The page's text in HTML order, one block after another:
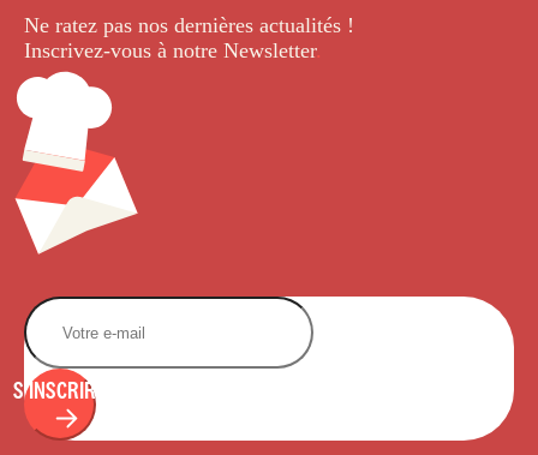
Ne ratez pas nos dernières actualités !
Inscrivez-vous à notre Newsletter.
S'INSCRIRE